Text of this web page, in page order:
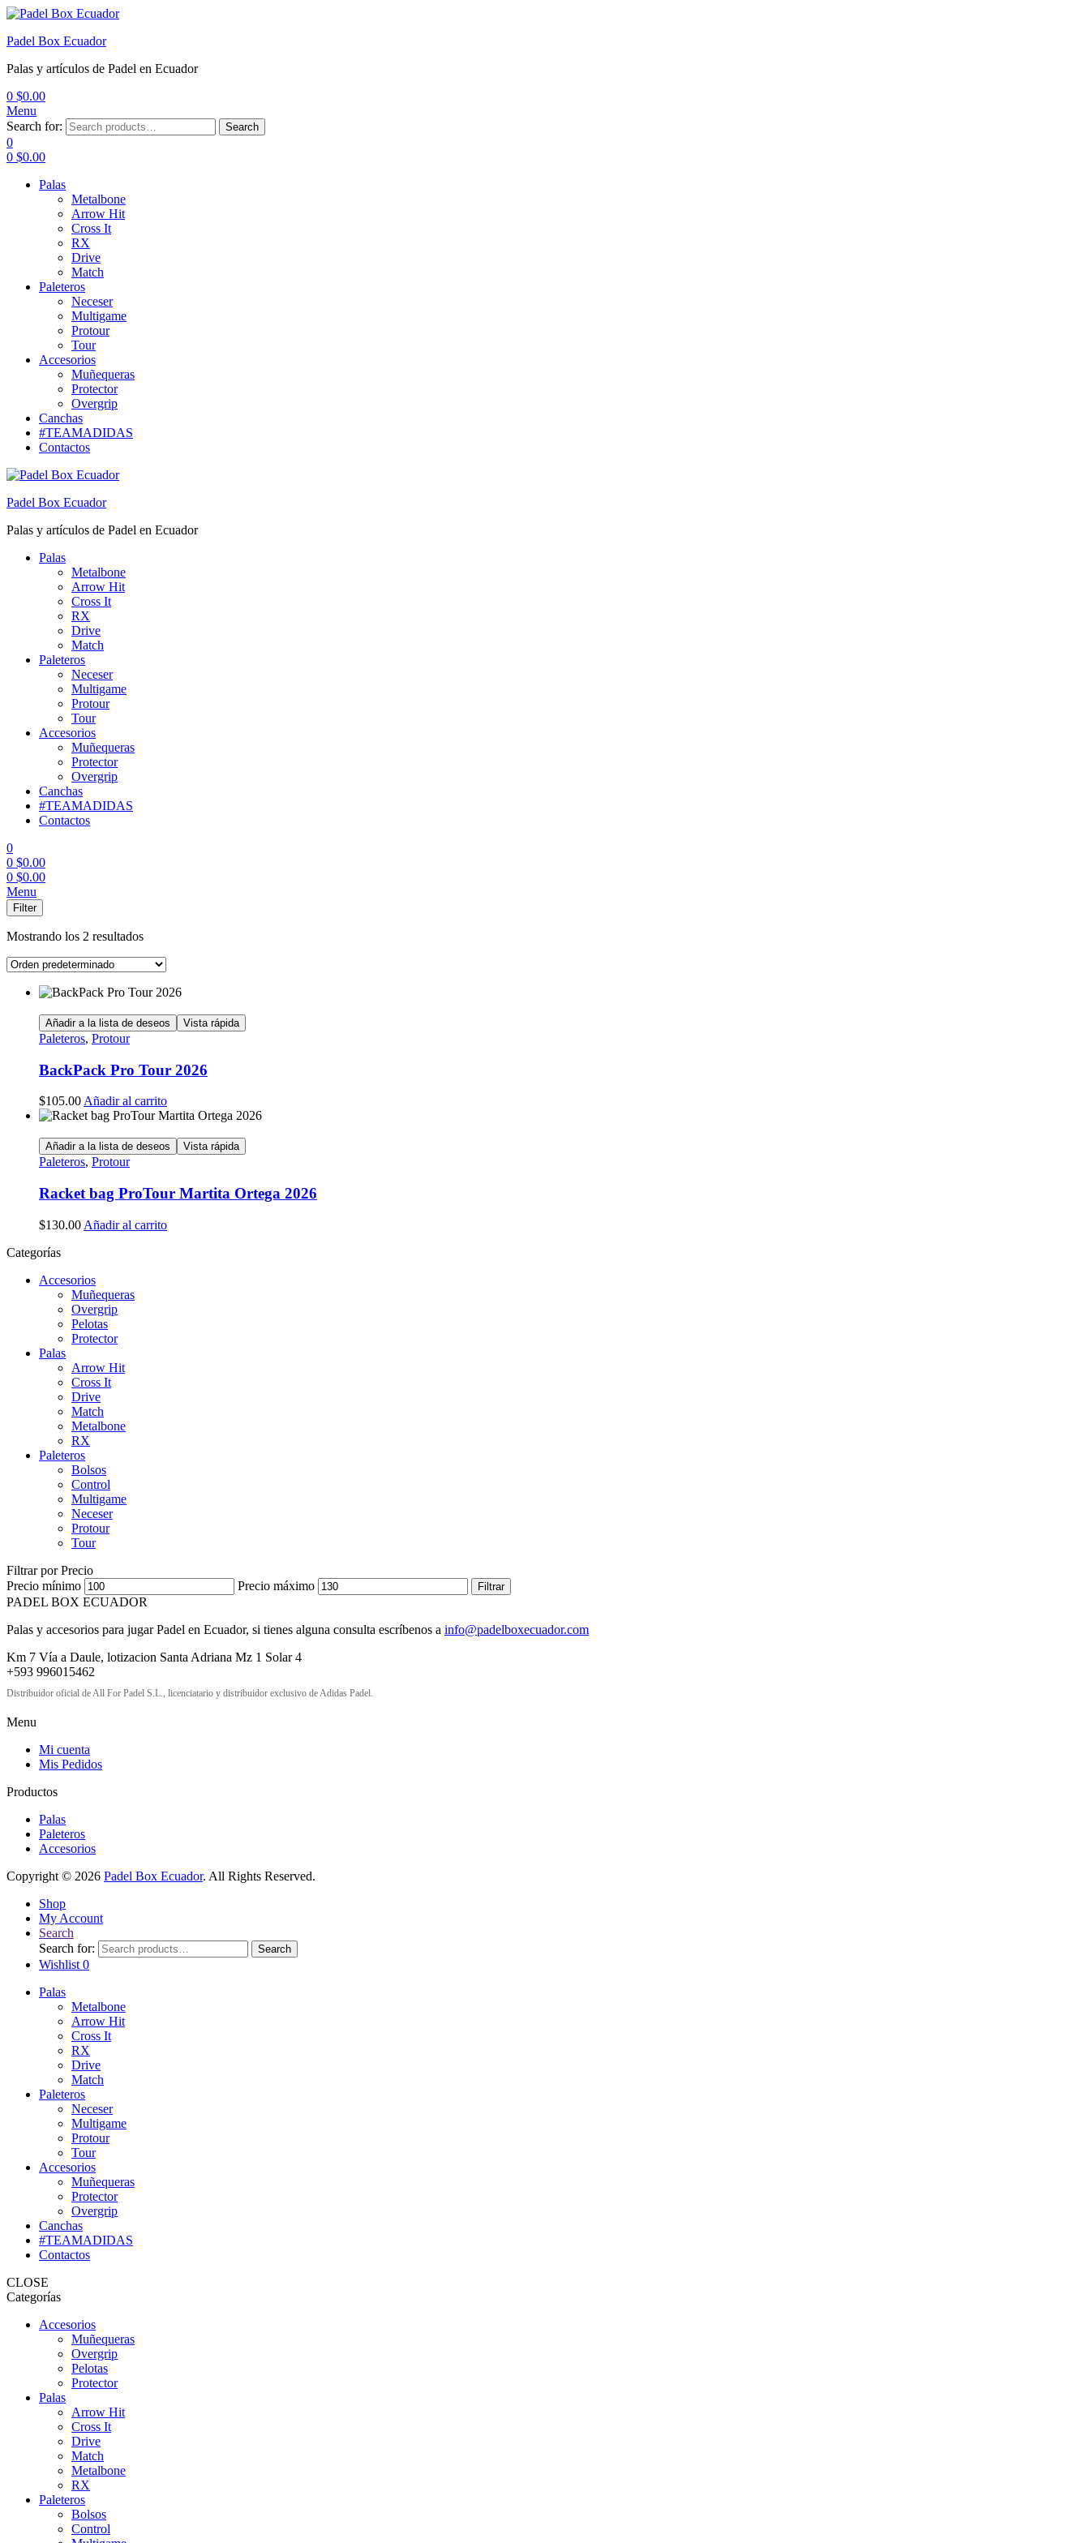
Padel Box Ecuador
Palas y artículos de Padel en Ecuador
0 $0.00
Menu
Search for:
Search
0
0 $0.00
Palas
Metalbone
Arrow Hit
Cross It
RX
Drive
Match
Paleteros
Neceser
Multigame
Protour
Tour
Accesorios
Muñequeras
Protector
Overgrip
Canchas
#TEAMADIDAS
Contactos
Padel Box Ecuador
Palas y artículos de Padel en Ecuador
Palas
Metalbone
Arrow Hit
Cross It
RX
Drive
Match
Paleteros
Neceser
Multigame
Protour
Tour
Accesorios
Muñequeras
Protector
Overgrip
Canchas
#TEAMADIDAS
Contactos
0
0 $0.00
0 $0.00
Menu
Filter
Mostrando los 2 resultados
Añadir a la lista de deseos Vista rápida
Paleteros, Protour
BackPack Pro Tour 2026
$105.00Añadir al carrito
Añadir a la lista de deseos Vista rápida
Paleteros, Protour
Racket bag ProTour Martita Ortega 2026
$130.00 Añadir al carrito
Categorías
Accesorios
Muñequeras
Overgrip
Pelotas
Protector
Palas
Arrow Hit
Cross It
Drive
Match
Metalbone
RX
Paleteros
Bolsos
Control
Multigame
Neceser
Protour
Tour
Filtrar por Precio
Precio mínimo
Precio máximo Filtrar
PADEL BOX ECUADOR
Palas y accesorios para jugar Padel en Ecuador, si tienes alguna consulta escríbenos a info@padelboxecuador.com
Km 7 Vía a Daule, lotizacion Santa Adriana Mz 1 Solar 4
+593 996015462
Distribuidor oficial de All For Padel S.L., licenciatario y distribuidor exclusivo de Adidas Padel.
Menu
Mi cuenta
Mis Pedidos
Productos
Palas
Paleteros
Accesorios
Copyright © 2026 Padel Box Ecuador. All Rights Reserved.
Shop
My Account
Search
Search for:
Search
Wishlist 0
Palas
Metalbone
Arrow Hit
Cross It
RX
Drive
Match
Paleteros
Neceser
Multigame
Protour
Tour
Accesorios
Muñequeras
Protector
Overgrip
Canchas
#TEAMADIDAS
Contactos
CLOSE
Categorías
Accesorios
Muñequeras
Overgrip
Pelotas
Protector
Palas
Arrow Hit
Cross It
Drive
Match
Metalbone
RX
Paleteros
Bolsos
Control